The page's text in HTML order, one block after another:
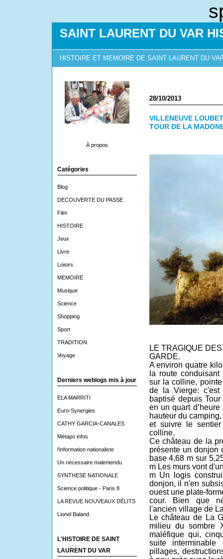
SAINT LAURENT DU VAR
HISTOIRE ET MEMOIRE DE SAINT LAURENT DU
À propos
Catégories
Blog
DECOUVERTE DU PASSE
Film
HISTOIRE
Jeux
Livre
Loisirs
MEMOIRE
Musique
Science
Shopping
Sport
TRADITION
Voyage
Derniers weblogs mis à jour
ELA MARRITI
Euro-Synergies
CATHY GARCIA-CANALES
Métapo infos
l'information nationaliste
Un nécessaire malentendu
SYNTHESE NATIONALE
Science politique - Paris 8
LA REVUE NOUVEAUX DÉLITS
Lionel Baland
L'HISTOIRE DE SAINT
LAURENT DU VAR
28/10/2013
VILLENEUVE
TOUR DE LA
LE TRAGIQUE
GARDE.
A environ quatre
la route
sur la colline,
de la Vierge: c'est
baptisé depuis
en un quart
hauteur du
et suivre le
colline.
Ce château de la
présente un donjon
base 4,68 m sur
m Les murs vont
m Un logis
donjon, il n'en
ouest une plate-
cour. Bien que
l'ancien village de
Le château de La
milieu du sombre
maléfique qui,
suite interminable
pillages,